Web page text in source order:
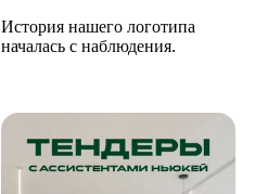
История нашего логотипа
началась с наблюдения.